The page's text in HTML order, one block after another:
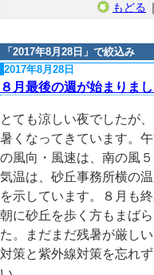
もどる ｜
「 2017年8月28日 」で絞込み
2017年8月28日
８月最後の週が始まりま
とても涼しい夜でしたが
暑くなってきています。
の風向・風速は、南の風５
気温は、砂丘事務所横の
を示しています。８月も
朝に砂丘を歩く方もまば
た。まだまだ残暑が厳し
対策と紫外線対策を忘れ